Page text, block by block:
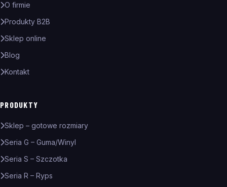
O firmie
Produkty B2B
Sklep online
Blog
Kontakt
PRODUKTY
Sklep – gotowe rozmiary
Seria G – Guma/Winyl
Seria S – Szczotka
Seria R – Ryps